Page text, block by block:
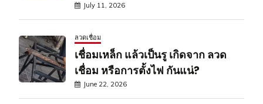
July 11, 2026
ลวดเชื่อม
เชื่อมเหล็ก แล้วเป็นรู เกิดจาก ลวด
เชื่อม หรือการตั้งไฟ กันแน่?
June 22, 2026